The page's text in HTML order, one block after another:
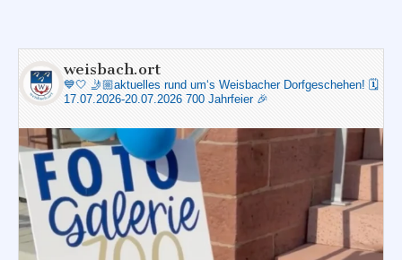
weisbach.ort
💙🤍 🤳🏼aktuelles rund um‘s Weisbacher Dorfgeschehen! 🗓️
17.07.2026-20.07.2026 700 Jahrfeier 🎉